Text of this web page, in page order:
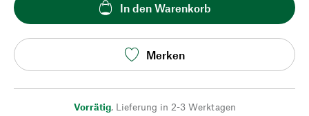
In den Warenkorb
Merken
Vorrätig, Lieferung in 2-3 Werktagen